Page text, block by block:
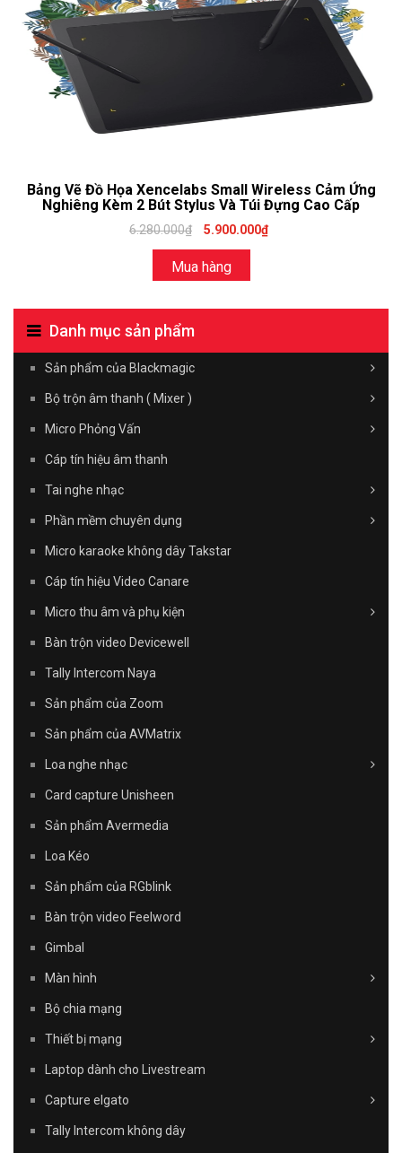
Bảng Vẽ Đồ Họa Xencelabs Small Wireless Cảm Ứng
Nghiêng Kèm 2 Bút Stylus Và Túi Đựng Cao Cấp
6.280.000₫ 5.900.000₫
Mua hàng
Danh mục sản phẩm
Sản phẩm của Blackmagic
Bộ trộn âm thanh ( Mixer )
Micro Phỏng Vấn
Cáp tín hiệu âm thanh
Tai nghe nhạc
Phần mềm chuyên dụng
Micro karaoke không dây Takstar
Cáp tín hiệu Video Canare
Micro thu âm và phụ kiện
Bàn trộn video Devicewell
Tally Intercom Naya
Sản phẩm của Zoom
Sản phẩm của AVMatrix
Loa nghe nhạc
Card capture Unisheen
Sản phẩm Avermedia
Loa Kéo
Sản phẩm của RGblink
Bàn trộn video Feelword
Gimbal
Màn hình
Bộ chia mạng
Thiết bị mạng
Laptop dành cho Livestream
Capture elgato
Tally Intercom không dây